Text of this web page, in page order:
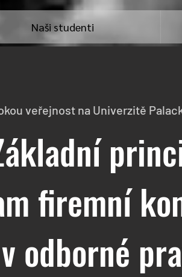
Naši studenti
veřejnost na Univerzitě
firemní
v odborné